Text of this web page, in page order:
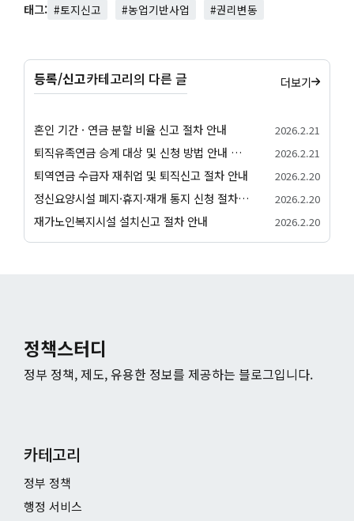
태그: #토지신고 #농업기반사업 #권리변동
등록/신고카테고리의 다른 글 더보기
혼인 기간 · 연금 분할 비율 신고 절차 안내 2026.2.21
퇴직유족연금 승계 대상 및 신청 방법 안내 서비스 2026.2.21
퇴역연금 수급자 재취업 및 퇴직신고 절차 안내 2026.2.20
정신요양시설 폐지·휴지·재개 통지 신청 절차 안내 2026.2.20
재가노인복지시설 설치신고 절차 안내 2026.2.20
정책스터디
정부 정책, 제도, 유용한 정보를 제공하는 블로그입니다.
카테고리
정부 정책
행정 서비스